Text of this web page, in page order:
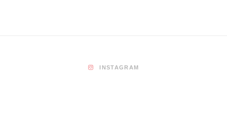
INSTAGRAM